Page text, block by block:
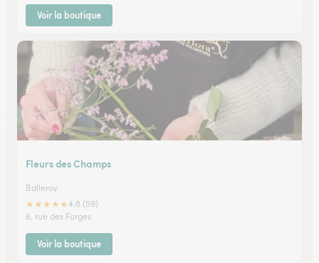
Voir la boutique
Fleurs des Champs
Balleroy
★★★★★4.8 (59)
6, rue des Forges
Voir la boutique